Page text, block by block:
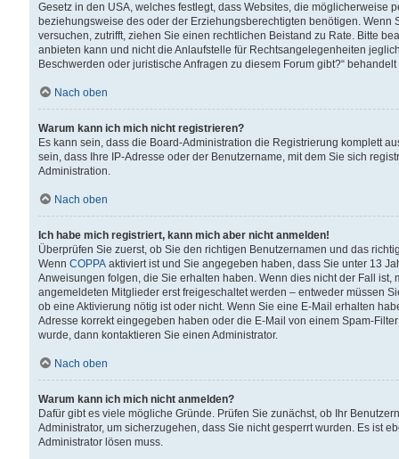
Gesetz in den USA, welches festlegt, dass Websites, die
beziehungsweise des oder der Erziehungsberechtigten benötigen.
versuchen, zutrifft, ziehen Sie einen rechtlichen Beistand zu Rate. Bitte
anbieten kann und nicht die Anlaufstelle für Rechtsangelegenheiten
Beschwerden oder juristische Anfragen zu diesem Forum gibt?“
Nach oben
Warum kann ich mich nicht registrieren?
Es kann sein, dass die Board-Administration die Registrierung komplett
sein, dass Ihre IP-Adresse oder der Benutzername, mit dem Sie sich
Administration.
Nach oben
Ich habe mich registriert, kann mich aber nicht anmelden!
Überprüfen Sie zuerst, ob Sie den richtigen Benutzernamen und das
Wenn COPPA aktiviert ist und Sie angegeben haben, dass Sie unter 13
Anweisungen folgen, die Sie erhalten haben. Wenn dies nicht der Fall
angemeldeten Mitglieder erst freigeschaltet werden – entweder müssen
ob eine Aktivierung nötig ist oder nicht. Wenn Sie eine E-Mail erhalten
Adresse korrekt eingegeben haben oder die E-Mail von einem Spam-
wurde, dann kontaktieren Sie einen Administrator.
Nach oben
Warum kann ich mich nicht anmelden?
Dafür gibt es viele mögliche Gründe. Prüfen Sie zunächst, ob Ihr
Administrator, um sicherzugehen, dass Sie nicht gesperrt wurden. Es ist
Administrator lösen muss.